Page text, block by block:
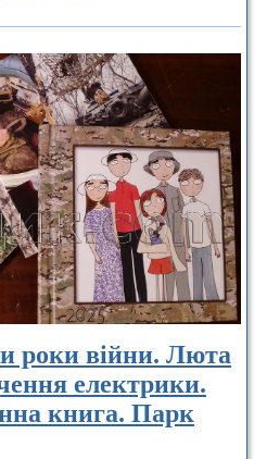
роки війни. Люта
електрики.
книга. Парк